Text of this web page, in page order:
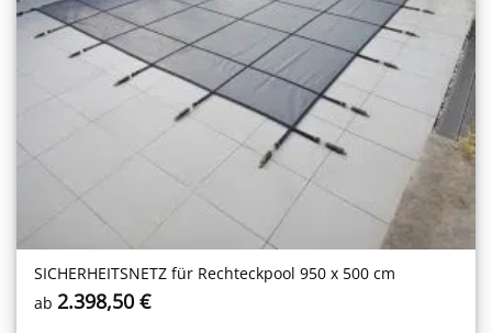
SICHERHEITS­NETZ für Rechteckpool 950 x 500 cm
ab2.398,50€